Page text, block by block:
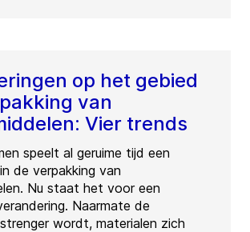
op het gebied
van
Vier trends
speelt al geruime tijd een
de verpakking van
Nu staat het voor een
Naarmate de
wordt, materialen zich